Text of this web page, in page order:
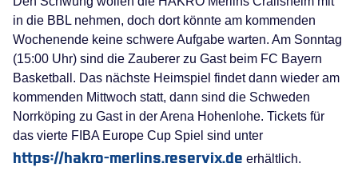
in die BBL nehmen, doch dort könnte am kommenden
Wochenende keine schwere Aufgabe warten. Am Sonntag
(15:00 Uhr) sind die Zauberer zu Gast beim FC Bayern
Basketball. Das nächste Heimspiel findet dann wieder am
kommenden Mittwoch statt, dann sind die Schweden
Norrköping zu Gast in der Arena Hohenlohe. Tickets für
das vierte FIBA Europe Cup Spiel sind unter
https://hakro-merlins.reservix.de erhältlich.